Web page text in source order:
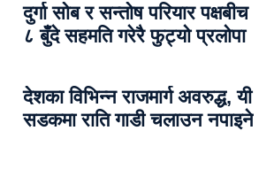
दुर्गा सोब र सन्तोष परियार पक्षबीच
८ बुँदे सहमति गरेरै फुट्यो प्रलोपा
देशका विभिन्न राजमार्ग अवरुद्ध, यी
सडकमा राति गाडी चलाउन नपाइने